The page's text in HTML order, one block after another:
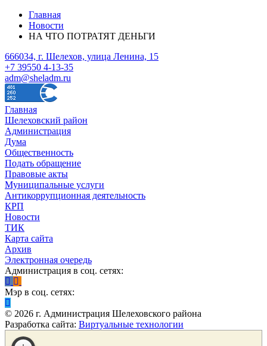
Главная
Новости
НА ЧТО ПОТРАТЯТ ДЕНЬГИ
666034, г. Шелехов, улица Ленина, 15
+7 39550 4-13-35
adm@sheladm.ru
Главная
Шелеховский район
Администрация
Дума
Общественность
Подать обращение
Правовые акты
Муниципальные услуги
Антикоррупционная деятельность
КРП
Новости
ТИК
Карта сайта
Архив
Электронная очередь
Администрация в соц. сетях:
Мэр в соц. сетях:
© 2026 г. Администрация Шелеховского района
Разработка сайта: Виртуальные технологии